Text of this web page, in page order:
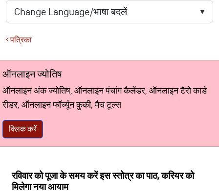
पत्रिका
ऑनलाइन ज्योतिष
ऑनलाइन अंक ज्योतिष, ऑनलाइन पंचांग कैलेंडर, ऑनलाइन टैरो कार्ड
रीडर, ऑनलाइन फॉर्च्यून कुकी, मैच टूल्स
क्लिक करें
रविवार को पूजा के समय करें इस स्तोत्र का पाठ, करियर को
मिलेगा नया आयाम